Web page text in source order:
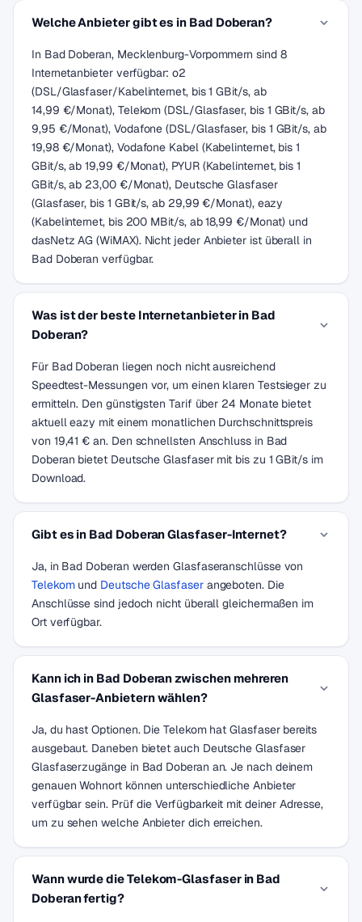
Welche Anbieter gibt es in Bad Doberan?
In Bad Doberan, Mecklenburg-Vorpommern sind 8
Internetanbieter verfügbar: o2
(DSL/Glasfaser/Kabelinternet, bis 1 GBit/s, ab
14,99 €/Monat), Telekom (DSL/Glasfaser, bis 1 GBit/s, ab
9,95 €/Monat), Vodafone (DSL/Glasfaser, bis 1 GBit/s, ab
19,98 €/Monat), Vodafone Kabel (Kabelinternet, bis 1
GBit/s, ab 19,99 €/Monat), PYUR (Kabelinternet, bis 1
GBit/s, ab 23,00 €/Monat), Deutsche Glasfaser
(Glasfaser, bis 1 GBit/s, ab 29,99 €/Monat), eazy
(Kabelinternet, bis 200 MBit/s, ab 18,99 €/Monat) und
dasNetz AG (WiMAX). Nicht jeder Anbieter ist überall in
Bad Doberan verfügbar.
Was ist der beste Internetanbieter in Bad
Doberan?
Für Bad Doberan liegen noch nicht ausreichend
Speedtest-Messungen vor, um einen klaren Testsieger zu
ermitteln. Den günstigsten Tarif über 24 Monate bietet
aktuell eazy mit einem monatlichen Durchschnittspreis
von 19,41 € an. Den schnellsten Anschluss in Bad
Doberan bietet Deutsche Glasfaser mit bis zu 1 GBit/s im
Download.
Gibt es in Bad Doberan Glasfaser-Internet?
Ja, in Bad Doberan werden Glasfaseranschlüsse von
Telekomund Deutsche Glasfaserangeboten. Die
Anschlüsse sind jedoch nicht überall gleichermaßen im
Ort verfügbar.
Kann ich in Bad Doberan zwischen mehreren
Glasfaser-Anbietern wählen?
Ja, du hast Optionen. Die Telekom hat Glasfaser bereits
ausgebaut. Daneben bietet auch Deutsche Glasfaser
Glasfaserzugänge in Bad Doberan an. Je nach deinem
genauen Wohnort können unterschiedliche Anbieter
verfügbar sein. Prüf die Verfügbarkeit mit deiner Adresse,
um zu sehen welche Anbieter dich erreichen.
Wann wurde die Telekom-Glasfaser in Bad
Doberan fertig?